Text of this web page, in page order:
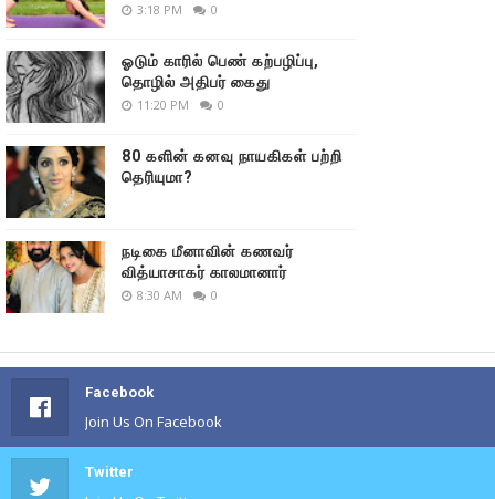
3:18 PM 0
ஓடும் காரில் பெண் கற்பழிப்பு,
தொழில் அதிபர் கைது
11:20 PM 0
80 களின் கனவு நாயகிகள் பற்றி
தெரியுமா?
நடிகை மீனாவின் கணவர்
வித்யாசாகர் காலமானார்
8:30 AM 0
Facebook
Join Us On Facebook
Twitter